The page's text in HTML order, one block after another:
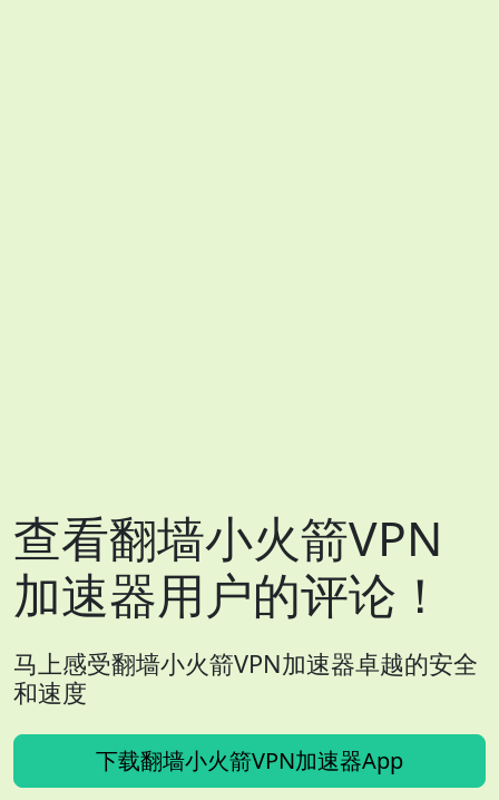
查看翻墙小火箭VPN
加速器用户的评论！
马上感受翻墙小火箭VPN加速器卓越的安全
和速度
下载翻墙小火箭VPN加速器App